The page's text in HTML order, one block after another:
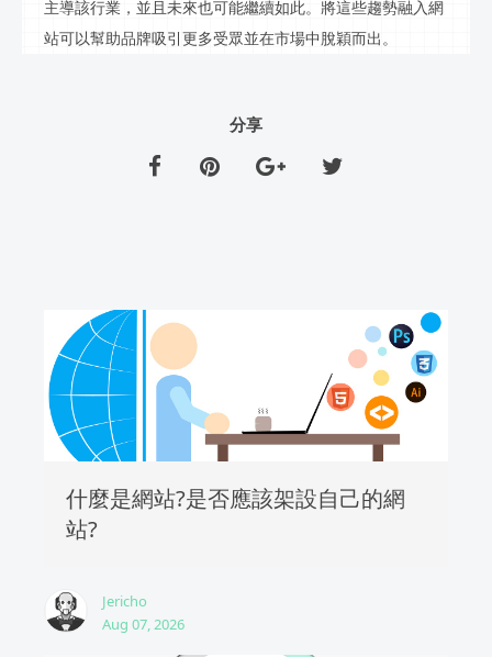
主導該行業，並且未來也可能繼續如此。將這些趨勢融入網
站可以幫助品牌吸引更多受眾並在市場中脫穎而出。
分享
什麼是網站?是否應該架設自己的網
站?
Jericho
Aug 07, 2026